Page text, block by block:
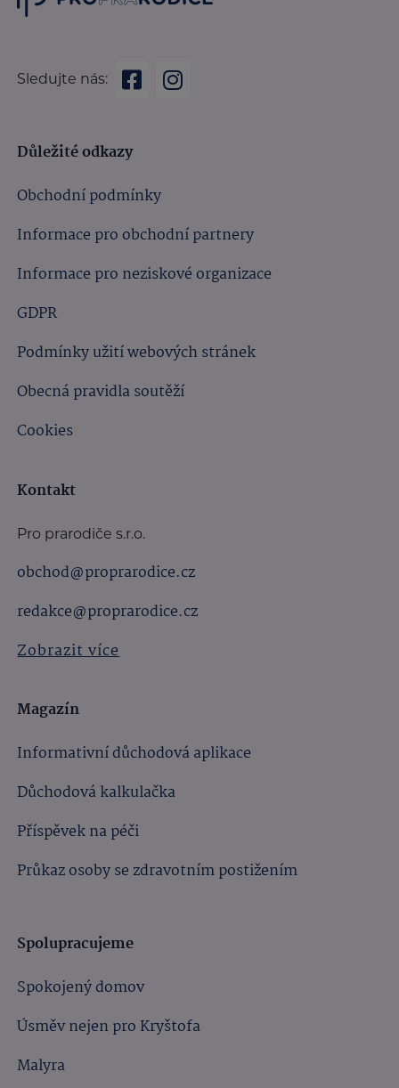
Sledujte nás:
Důležité odkazy
Obchodní podmínky
Informace pro obchodní partnery
Informace pro neziskové organizace
GDPR
Podmínky užití webových stránek
Obecná pravidla soutěží
Cookies
Kontakt
Pro prarodiče s.r.o.
obchod@proprarodice.cz
redakce@proprarodice.cz
Zobrazit více
Magazín
Informativní důchodová aplikace
Důchodová kalkulačka
Příspěvek na péči
Průkaz osoby se zdravotním postižením
Spolupracujeme
Spokojený domov
Úsměv nejen pro Kryštofa
Malyra